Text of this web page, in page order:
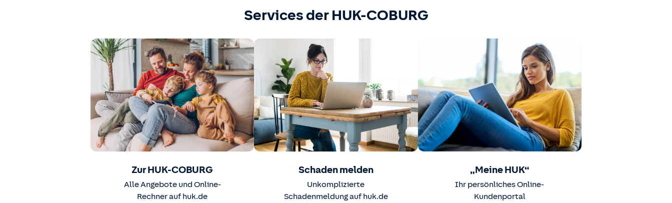
Services der HUK-COBURG
Zur HUK-COBURG
Alle Angebote und Online-
Rechner auf huk.de
Schaden melden
Unkomplizierte
Schadenmeldung auf huk.de
„Meine HUK“
Ihr persönliches Online-
Kundenportal